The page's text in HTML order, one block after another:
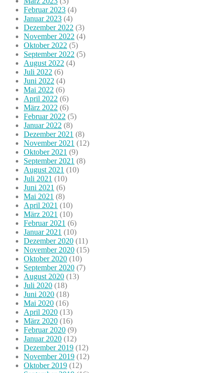
Februar 2023 (4)
Januar 2023 (4)
Dezember 2022 (3)
November 2022 (4)
Oktober 2022 (5)
September 2022 (5)
August 2022 (4)
Juli 2022 (6)
Juni 2022 (4)
Mai 2022 (6)
April 2022 (6)
März 2022 (6)
Februar 2022 (5)
Januar 2022 (8)
Dezember 2021 (8)
November 2021 (12)
Oktober 2021 (9)
September 2021 (8)
August 2021 (10)
Juli 2021 (10)
Juni 2021 (6)
Mai 2021 (8)
April 2021 (10)
März 2021 (10)
Februar 2021 (6)
Januar 2021 (10)
Dezember 2020 (11)
November 2020 (15)
Oktober 2020 (10)
September 2020 (7)
August 2020 (13)
Juli 2020 (18)
Juni 2020 (18)
Mai 2020 (16)
April 2020 (13)
März 2020 (16)
Februar 2020 (9)
Januar 2020 (12)
Dezember 2019 (12)
November 2019 (12)
Oktober 2019 (12)